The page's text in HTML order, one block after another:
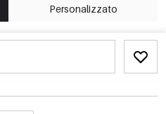
Personalizzato